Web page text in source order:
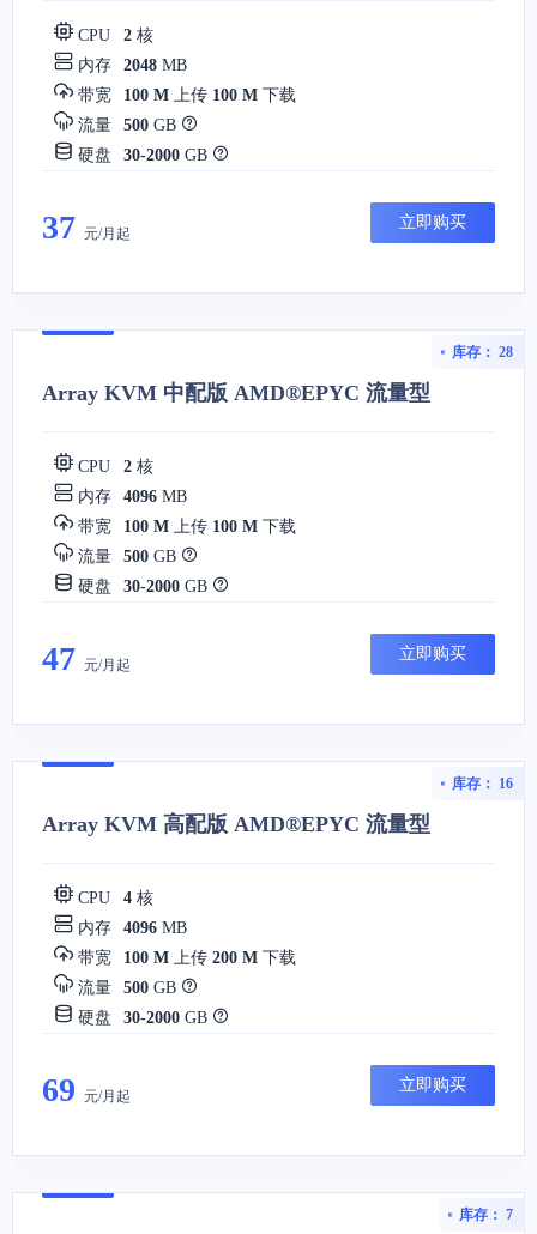
CPU
内存
带宽
流量
硬盘
2 核
2048 MB
100 M 上传 100 M 下载
500 GB
30-2000 GB
37 元/月起
立即购买
库存： 28
Array KVM 中配版 AMD®EPYC 流量型
CPU
内存
带宽
流量
硬盘
2 核
4096 MB
100 M 上传 100 M 下载
500 GB
30-2000 GB
47 元/月起
立即购买
库存： 16
Array KVM 高配版 AMD®EPYC 流量型
CPU
内存
带宽
流量
硬盘
4 核
4096 MB
100 M 上传 200 M 下载
500 GB
30-2000 GB
69 元/月起
立即购买
库存： 7